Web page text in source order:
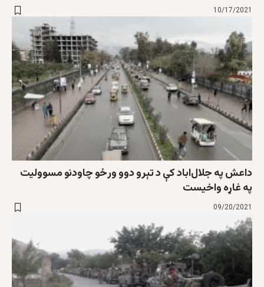
10/17/2021
داعش په جلال‌اباد کې د تېرو دوو ورځو چاودنو مسوولیت
په غاړه واخیست
09/20/2021